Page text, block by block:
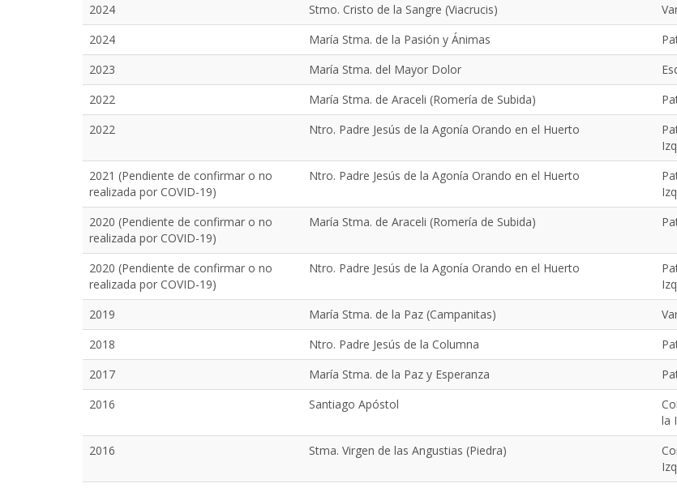
2024
Stmo. Cristo de la Sangre (Viacrucis)
2024
María Stma. de la Pasión y Ánimas
2023
María Stma. del Mayor Dolor
2022
María Stma. de Araceli (Romería de Subida)
2022
Ntro. Padre Jesús de la Agonía Orando en el Huerto
2021 (Pendiente de confirmar o no
realizada por COVID-19)
Ntro. Padre Jesús de la Agonía Orando en el Huerto
2020 (Pendiente de confirmar o no
realizada por COVID-19)
María Stma. de Araceli (Romería de Subida)
2020 (Pendiente de confirmar o no
realizada por COVID-19)
Ntro. Padre Jesús de la Agonía Orando en el Huerto
2019
María Stma. de la Paz (Campanitas)
2018
Ntro. Padre Jesús de la Columna
2017
María Stma. de la Paz y Esperanza
2016
Santiago Apóstol
la
2016
Stma. Virgen de las Angustias (Piedra)